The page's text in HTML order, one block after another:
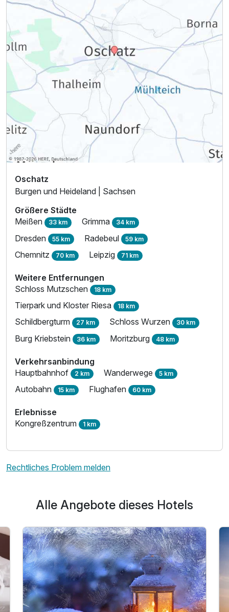
Für 4 Tage p.P. ab 210,00 €
Oschatz
Burgen und Heideland | Sachsen
Größere Städte
Meißen 33 km Grimma 34 km
Dresden 55 km Radebeul 59 km
Chemnitz 70 km Leipzig 71 km
Weitere Entfernungen
Schloss Mutzschen 18 km
Tierpark und Kloster Riesa 18 km
Schildbergturm 27 km Schloss Wurzen 30 km
Burg Kriebstein 36 km Moritzburg 48 km
Verkehrsanbindung
Hauptbahnhof 2 km Wanderwege 5 km
Autobahn 15 km Flughafen 60 km
Erlebnisse
Kongreßzentrum 1 km
Rechtliches Problem melden
Alle Angebote dieses Hotels